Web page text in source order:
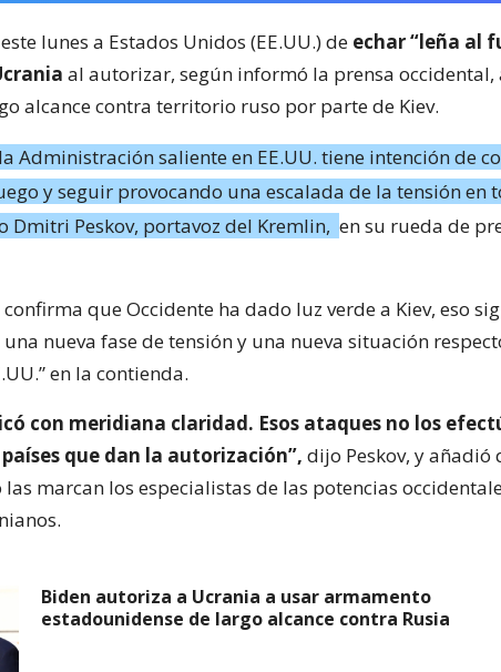
lunes a Estados Unidos (EE.UU.) de echar “leña al
al autorizar, según informó la prensa occidental,
alcance contra territorio ruso por parte de Kiev.
Administración saliente en EE.UU. tiene intención de
y seguir provocando una escalada de la tensión en
Dmitri Peskov, portavoz del Kremlin, en su rueda de
que Occidente ha dado luz verde a Kiev, eso
nueva fase de tensión y una nueva situación
en la contienda.
con meridiana claridad. Esos ataques no los
que dan la autorización”, dijo Peskov, y añadió
marcan los especialistas de las potencias
Biden autoriza a Ucrania a usar armamento
estadounidense de largo alcance contra Rusia